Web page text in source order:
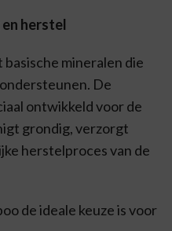
herstel
mineralen die
De
ontwikkeld voor de
grondig, verzorgt
herstelproces van de
de ideale keuze is voor